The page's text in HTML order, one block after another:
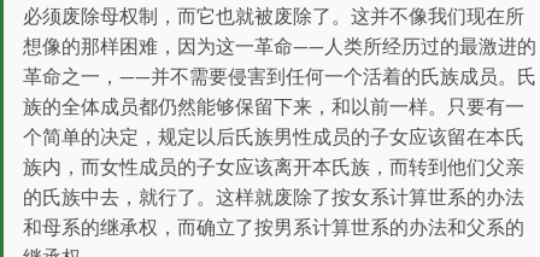
必须废除母权制，而它也就被废除了。这并不像我们现在所
想像的那样困难，因为这一革命——人类所经历过的最激进的
革命之一，——并不需要侵害到任何一个活着的氏族成员。氏
族的全体成员都仍然能够保留下来，和以前一样。只要有一
个简单的决定，规定以后氏族男性成员的子女应该留在本氏
族内，而女性成员的子女应该离开本氏族，而转到他们父亲
的氏族中去，就行了。这样就废除了按女系计算世系的办法
和母系的继承权，而确立了按男系计算世系的办法和父系的